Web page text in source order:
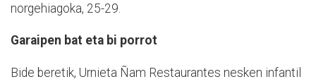
norgehiagoka, 25-29.
Garaipen bat eta bi porrot
Bide beretik, Urnieta Ñam Restaurantes nesken infantil